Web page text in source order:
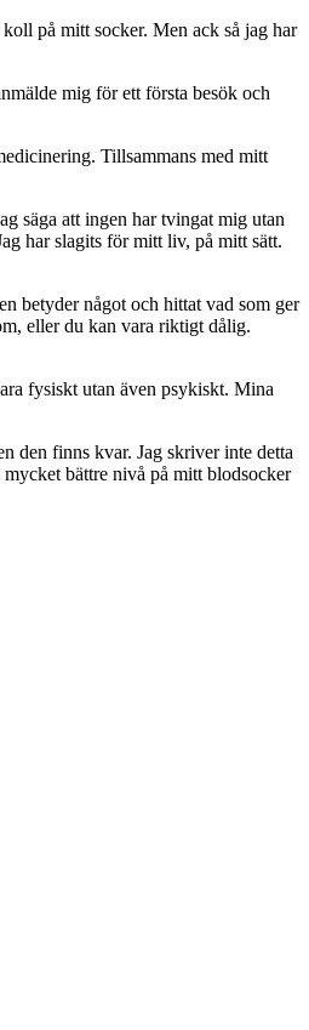
på mitt socker. Men ack så jag har
mig för ett första besök och
Tillsammans med mitt
säga att ingen har tvingat mig utan
har slagits för mitt liv, på mitt sätt.
betyder något och hittat vad som ger
eller du kan vara riktigt dålig.
fysiskt utan även psykiskt. Mina
den finns kvar. Jag skriver inte detta
bättre nivå på mitt blodsocker